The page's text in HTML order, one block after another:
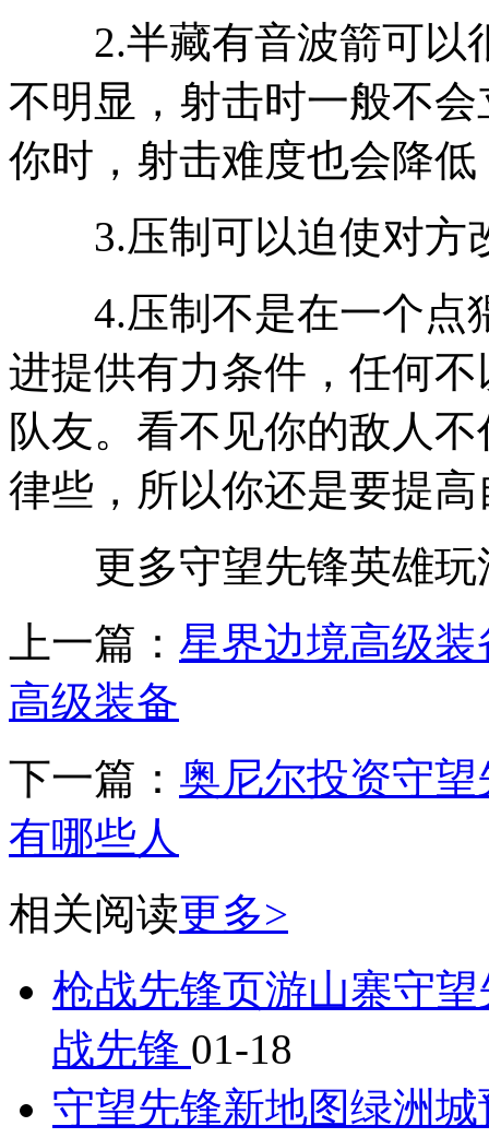
2.半藏有音波箭可以
不明显，射击时一般不
你时，射击难度也会降低
3.压制可以迫使对方
4.压制不是在一个点
进提供有力条件，任何
队友。看不见你的敌人
律些，所以你还是要提
更多守望先锋英雄玩
上一篇： 星界边境高级
高级装备
下一篇： 奥尼尔投资守
有哪些人
相关阅读更多>
枪战先锋页游山寨守
战先锋 01-18
守望先锋新地图绿洲